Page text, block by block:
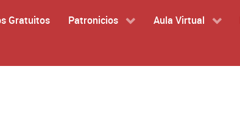
Gratuitos Patronicios Aula Virtual